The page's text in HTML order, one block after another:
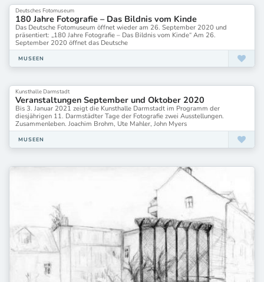
Kunstmuseum Albstadt
Kunstmuseum Appenzell
Kunstmuseum Basel
Kunstmuseum Bayreuth
Kunstmuseum Bochum
Kunstmuseum Bonn
Kunstmuseum Heidenheim
Kunstmuseum Hildesheim
Kunstmuseum Krefeld
Kunstmuseum Liechtenstein
Kunstmuseum Moritzburg Halle
Kunstmuseum Moritzburg Halle (Saale)
Kunstmuseum Mülheim an der Ruhr
Kunstmuseum Singen
Kunstmuseum Solingen
Kunstmuseum Stuttgart
Kunstmuseum Villa Zanders
Kunstmuseum Villa Zanders Bergisch Gladbach
Kunstmuseum Wolfsburg
Kunstmuseum der Stadt Albstadt
Deutsches Fotomuseum
180 Jahre Fotografie – Das Bildnis vom Kinde
Das Deutsche Fotomuseum öffnet wieder am 26. September 2020 und
präsentiert: „180 Jahre Fotografie – Das Bildnis vom Kinde“ Am 26.
September 2020 öffnet das Deutsche
MUSEEN
Kunsthalle Darmstadt
Veranstaltungen September und Oktober 2020
Bis 3. Januar 2021 zeigt die Kunsthalle Darmstadt im Programm der
diesjährigen 11. Darmstädter Tage der Fotografie zwei Ausstellungen.
Zusammenleben. Joachim Brohm, Ute Mahler, John Myers
MUSEEN